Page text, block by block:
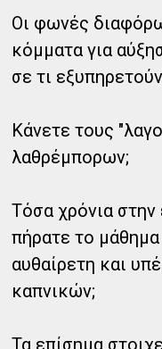
Οι φωνές
κόμματα για
σε τι
Κάνετε τους
λαθρέμπορων;
Τόσα χρόνια
πήρατε το
αυθαίρετη και
καπνικών;
Τα επίσημα